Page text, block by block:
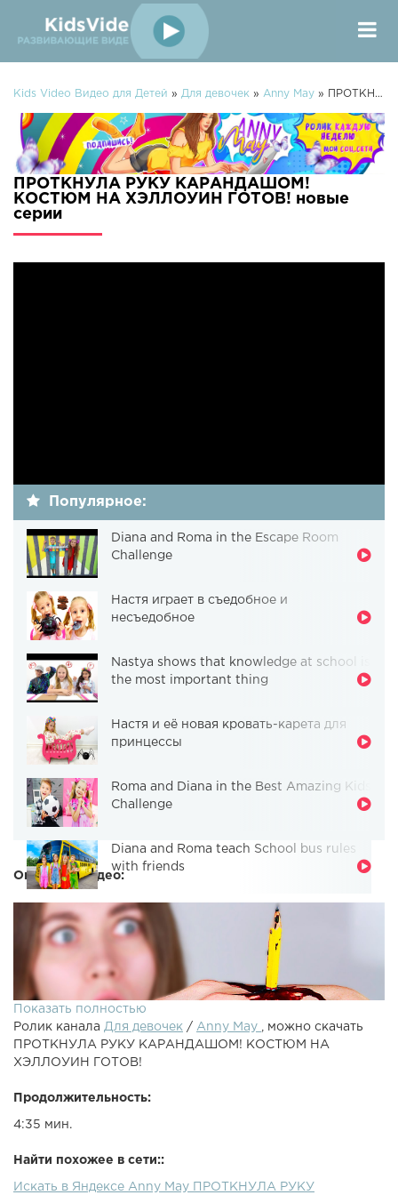
Kids Video Видео для Детей » Для девочек » Anny May » ПРОТКНУЛА РУКУ КАРАНДАШОМ! КОСТЮМ НА ХЭЛЛОУИН ГОТОВ!
ПРОТКНУЛА РУКУ КАРАНДАШОМ!
КОСТЮМ НА ХЭЛЛОУИН ГОТОВ! новые
серии
Популярное:
Diana and Roma in the Escape Room
Challenge
Настя играет в съедобное и
несъедобное
Nastya shows that knowledge at school is
the most important thing
Настя и её новая кровать-карета для
принцессы
Roma and Diana in the Best Amazing Kids
Challenge
Diana and Roma teach School bus rules
with friends
Описание видео:
ХЭЛЛОУИН ГОТОВ!► Профиль в instagram - ►
♡ПРОТКНУЛА РУКУ КАРАНДАШОМ! КОСТЮМ НА
Показать полностью
Ролик канала Для девочек / Anny May
, можно скачать
ПРОТКНУЛА РУКУ КАРАНДАШОМ! КОСТЮМ НА
ХЭЛЛОУИН ГОТОВ!
Продолжительность:
4:35 мин.
Найти похожее в сети::
Искать в Яндексе Anny May ПРОТКНУЛА РУКУ